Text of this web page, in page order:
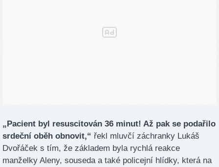
„Pacient byl resuscitován 36 minut! Až pak se podařilo
srdeční oběh obnovit,“ řekl mluvčí záchranky Lukáš
Dvořáček s tím, že základem byla rychlá reakce
manželky Aleny, souseda a také policejní hlídky, která na